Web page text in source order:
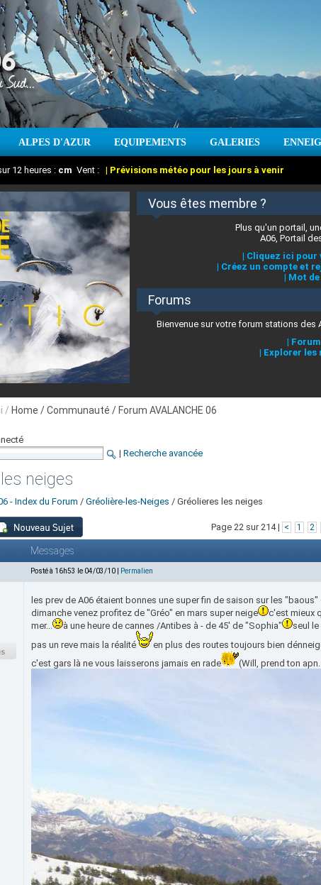
ALPES D'AZUR EQUIPEMENTS GALERIES
°C T° Max :°C Prévisions météo pour les jours à venir
12 heures : cm Vent : | Prévisions météo pour les jours à venir
des stations des Alpes-Maritimes
Vous êtes membre ?
Plus qu'un portail,
A06, Portail
| Cliquez ici pour
| Créez un compte et
| Mot
Forums
Bienvenue sur votre forum stations des
|
| Explorer les
/ Home / Communauté / Forum AVALANCHE 06
| Recherche avancée
neiges
- Index du Forum / Gréolière-les-Neiges / Gréolieres les neiges
Page 22 sur 214 | < 1 2
Messages
Posté à 16h53 le 04/03/10 | Permalien
les prev de A06 étaient bonnes une super fin de saison sur les
dimanche venez profitez de "Gréo" en mars super neige
c'est mieux
mer...
à une heure de cannes /Antibes à - de 45' de "Sophia" seul
pas un reve mais la réalité
en plus des routes toujours bien
c'est gars là ne vous laisserons jamais en rade
(Will, prend ton